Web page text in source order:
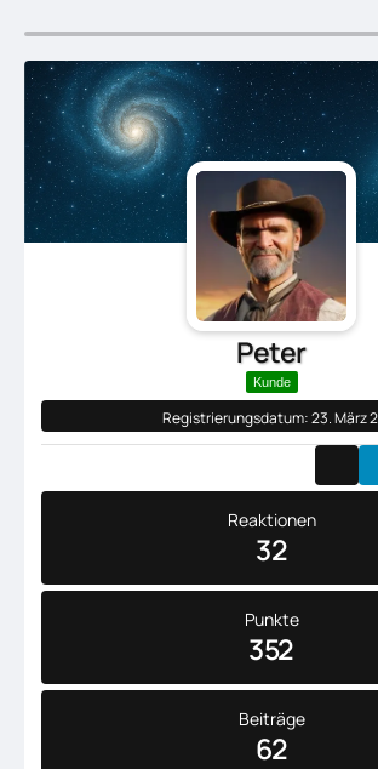
Peter
Kunde
Registrierungsdatum: 23. März
Reaktionen
32
Punkte
352
Beiträge
62